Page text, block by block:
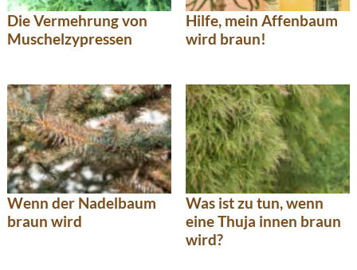
Die Vermehrung von
Muschelzypressen
Hilfe, mein Affenbaum
wird braun!
Wenn der Nadelbaum
braun wird
Was ist zu tun, wenn
eine Thuja innen braun
wird?